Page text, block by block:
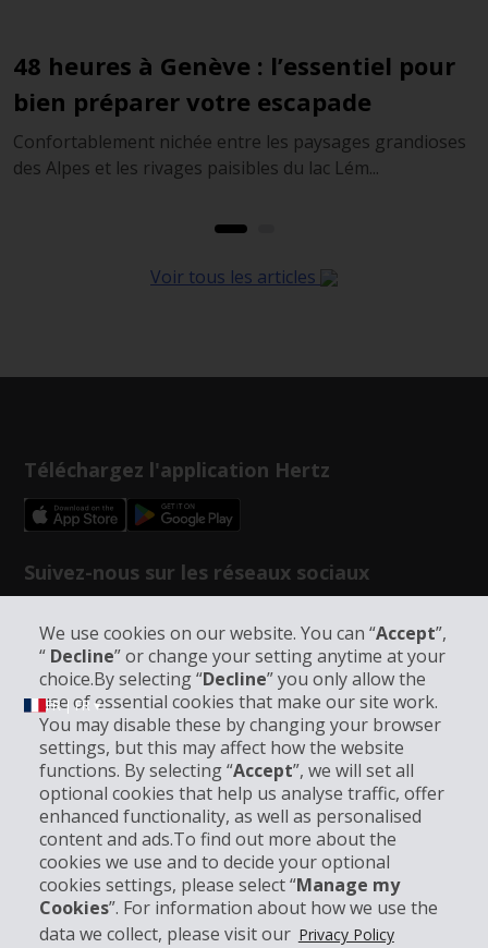
We use cookies on our website. You can “Accept”,
“ Decline” or change your setting anytime at your
choice.By selecting “Decline” you only allow the
use of essential cookies that make our site work.
You may disable these by changing your browser
settings, but this may affect how the website
functions. By selecting “Accept”, we will set all
optional cookies that help us analyse traffic, offer
enhanced functionality, as well as personalised
content and ads.To find out more about the
cookies we use and to decide your optional
cookies settings, please select “Manage my
Cookies”. For information about how we use the
data we collect, please visit our Privacy Policy
: l’essentiel pour
escapade
les paysages grandioses
du lac Lém...
Le meilleur de
Loin de se limiter à
la finance, Zurich est une ville
Voir tous les articles
Téléchargez l'application Hertz
Suivez-nous sur les réseaux sociaux
FR | FR ▾
Informations sur l'entreprise
Entreprise
Support client